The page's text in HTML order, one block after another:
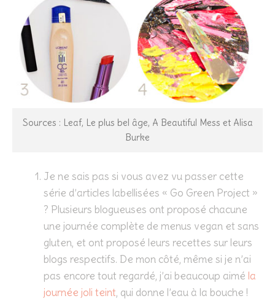
Sources : Leaf, Le plus bel âge, A Beautiful Mess et Alisa
Burke
Je ne sais pas si vous avez vu passer cette
série d’articles labellisées « Go Green Project »
? Plusieurs blogueuses ont proposé chacune
une journée complète de menus vegan et sans
gluten, et ont proposé leurs recettes sur leurs
blogs respectifs. De mon côté, même si je n’ai
pas encore tout regardé, j’ai beaucoup aimé la
journée joli teint, qui donne l’eau à la bouche !